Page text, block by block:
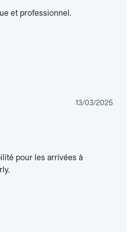
et professionnel.
13/03/2025
pour les arrivées à